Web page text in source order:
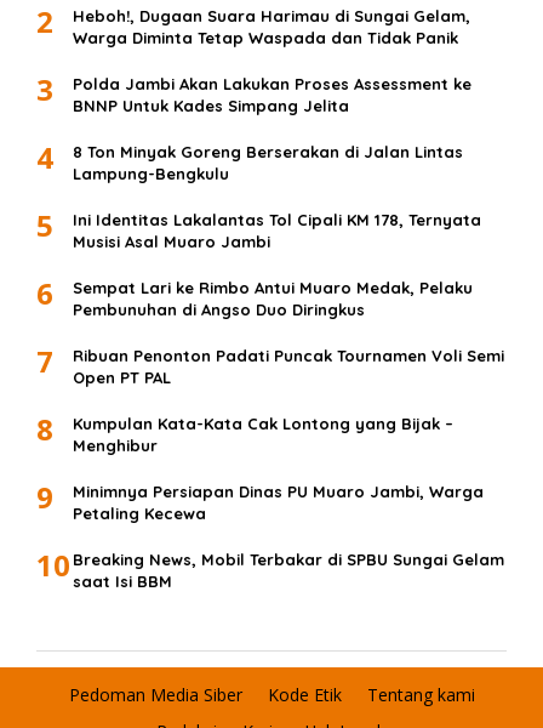
2
Heboh!, Dugaan Suara Harimau di Sungai Gelam,
Warga Diminta Tetap Waspada dan Tidak Panik
3
Polda Jambi Akan Lakukan Proses Assessment ke
BNNP Untuk Kades Simpang Jelita
4
8 Ton Minyak Goreng Berserakan di Jalan Lintas
Lampung-Bengkulu
5
Ini Identitas Lakalantas Tol Cipali KM 178, Ternyata
Musisi Asal Muaro Jambi
6
Sempat Lari ke Rimbo Antui Muaro Medak, Pelaku
Pembunuhan di Angso Duo Diringkus
7
Ribuan Penonton Padati Puncak Tournamen Voli Semi
Open PT PAL
8
Kumpulan Kata-Kata Cak Lontong yang Bijak –
Menghibur
9
Minimnya Persiapan Dinas PU Muaro Jambi, Warga
Petaling Kecewa
10 Breaking News, Mobil Terbakar di SPBU Sungai Gelam
saat Isi BBM
Pedoman Media Siber Kode Etik
Tentang kami